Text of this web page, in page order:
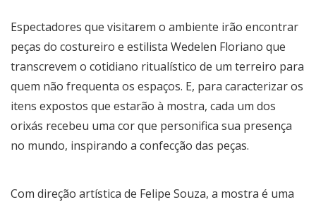
Espectadores que visitarem o ambiente irão encontrar
peças do costureiro e estilista Wedelen Floriano que
transcrevem o cotidiano ritualístico de um terreiro para
quem não frequenta os espaços. E, para caracterizar os
itens expostos que estarão à mostra, cada um dos
orixás recebeu uma cor que personifica sua presença
no mundo, inspirando a confecção das peças.
Com direção artística de Felipe Souza, a mostra é uma